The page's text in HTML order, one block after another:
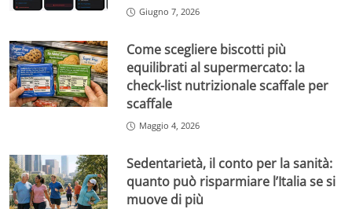
Giugno 7, 2026
Come scegliere biscotti più
equilibrati al supermercato: la
check-list nutrizionale scaffale per
scaffale
Maggio 4, 2026
Sedentarietà, il conto per la sanità:
quanto può risparmiare l’Italia se si
muove di più